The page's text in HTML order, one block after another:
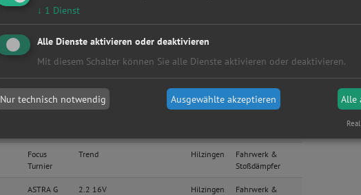
Captiva 2.0 D LT 4WD Exclusive
Steuerkette
Corsa C
Focus
Turnier
Trend Hilzingen
Fahrwerk &
Stoßdämpfer
ASTRA G
2.2 16V Hilzingen
Fahrwerk &
↓ 1 Dienst
Alle Dienste aktivieren oder deaktivieren
Mit diesem Schalter können Sie alle Dienste aktivieren oder deaktivieren.
Nur technisch notwendig Ausgewählte akzeptieren Alle